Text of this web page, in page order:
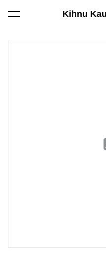
Kihnu
lisati ostukorvi. Vaata